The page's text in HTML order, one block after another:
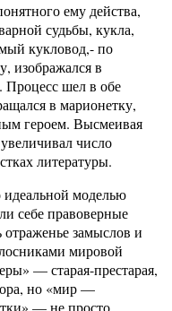
ему действа,
судьбы, кукла,
кукловод,- по
изображался в
Процесс шел в обе
в марионетку,
героем. Высмеивая
число
литературы.
идеальной моделью
себе правоверные
замыслов и
мировой
— старая-престарая,
но «мир —